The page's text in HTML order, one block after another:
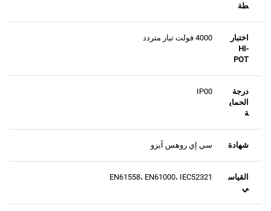
طة
اختبار
HI-
POT
4000 فولت تيار متردد
درجة
الحماي
ة
IP00
شهادة سي إي روهس آيزو
القياس
ي
EN61558، EN61000، IEC52321